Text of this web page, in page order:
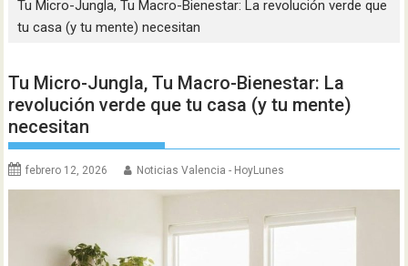
Tu Micro-Jungla, Tu Macro-Bienestar: La revolución verde que
tu casa (y tu mente) necesitan
Tu Micro-Jungla, Tu Macro-Bienestar: La
revolución verde que tu casa (y tu mente)
necesitan
febrero 12, 2026 Noticias Valencia - HoyLunes